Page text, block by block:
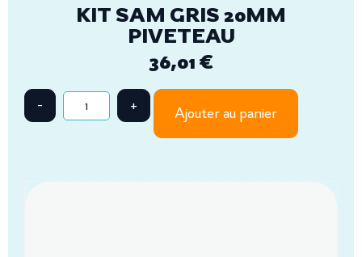
KIT SAM GRIS 20MM
PIVETEAU
36,01€
Ajouter au panier